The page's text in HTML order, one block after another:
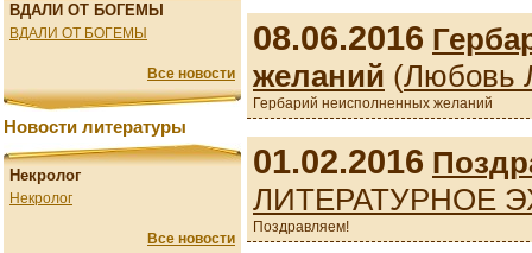
ВДАЛИ ОТ БОГЕМЫ
ВДАЛИ ОТ БОГЕМЫ
Все новости
Новости литературы
Некролог
Некролог
Все новости
08.06.2016
желаний (Любовь
Гербарий неисполненных желаний
01.02.2016
ЛИТЕРАТУРНОЕ
Поздравляем!